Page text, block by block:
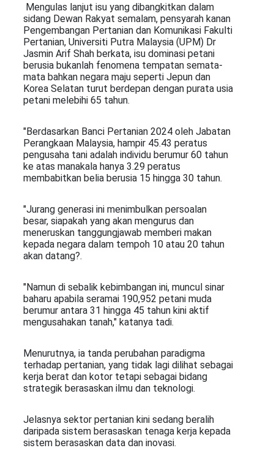
​ Mengulas lanjut isu yang dibangkitkan dalam
sidang Dewan Rakyat semalam, pensyarah kanan
Pengembangan Pertanian dan Komunikasi Fakulti
Pertanian, Universiti Putra Malaysia (UPM) Dr
Jasmin Arif Shah berkata, isu dominasi petani
berusia bukanlah fenomena tempatan semata-
mata bahkan negara maju seperti Jepun dan
Korea Selatan turut berdepan dengan purata usia
petani melebihi 65 tahun.
"Berdasarkan Banci Pertanian 2024 oleh Jabatan
Perangkaan Malaysia, hampir 45.43 peratus
pengusaha tani adalah individu berumur 60 tahun
ke atas manakala hanya 3.29 peratus
membabitkan belia berusia 15 hingga 30 tahun.
"Jurang generasi ini menimbulkan persoalan
besar, siapakah yang akan mengurus dan
meneruskan tanggungjawab memberi makan
kepada negara dalam tempoh 10 atau 20 tahun
akan datang?.
"Namun di sebalik kebimbangan ini, muncul sinar
baharu apabila seramai 190,952 petani muda
berumur antara 31 hingga 45 tahun kini aktif
mengusahakan tanah," katanya tadi.
Menurutnya, ia tanda perubahan paradigma
terhadap pertanian, yang tidak lagi dilihat sebagai
kerja berat dan kotor tetapi sebagai bidang
strategik berasaskan ilmu dan teknologi.
Jelasnya sektor pertanian kini sedang beralih
daripada sistem berasaskan tenaga kerja kepada
sistem berasaskan data dan inovasi.